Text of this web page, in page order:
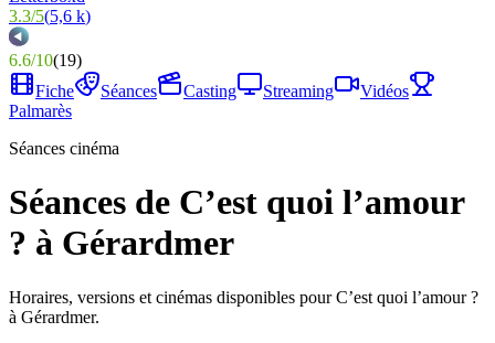
3.3/5(5,6 k)
6.6/10(19)
Fiche
Séances Casting Streaming
Vidéos
Palmarès
Séances cinéma
Séances de C’est quoi l’amour
? à Gérardmer
Horaires, versions et cinémas disponibles pour C’est quoi l’amour ?
à Gérardmer.